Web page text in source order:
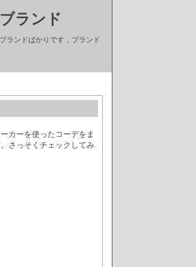
ランド
ランドばかりです，ブランド
カーを使ったコーデをま
さっそくチェックしてみ